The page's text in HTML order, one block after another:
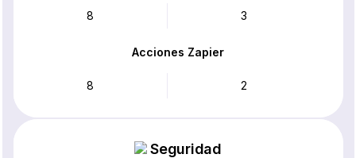
8 3
Acciones Zapier
8 2
Seguridad